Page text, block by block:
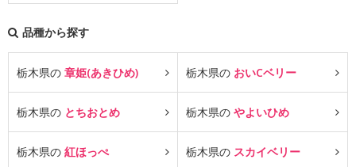
品種から探す
栃木県の 章姫(あきひめ) 栃木県の おいCベリー
栃木県の とちおとめ 栃木県の やよいひめ
栃木県の 紅ほっぺ 栃木県の スカイベリー